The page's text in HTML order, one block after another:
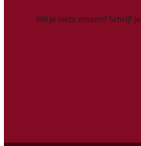
Wil je niets missen? Schrijf